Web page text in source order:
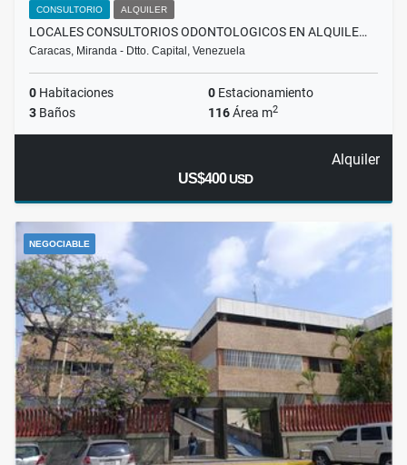
CONSULTORIO ALQUILER
LOCALES CONSULTORIOS ODONTOLOGICOS EN ALQUILE…
Caracas, Miranda - Dtto. Capital, Venezuela
0 Habitaciones 0 Estacionamiento
3 Baños 116Área m2
Alquiler
US$400USD
NEGOCIABLE